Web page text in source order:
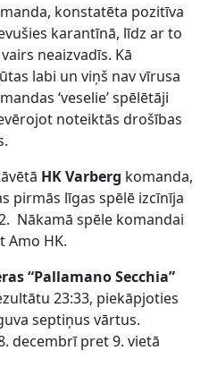
konstatēta pozitīva
karantīnā, līdz ar to
neaizvadīs. Kā
labi un viņš nav vīrusa
‘veselie’ spēlētāji
noteiktās drošības
HK Varberg komanda,
pirmās līgas spēlē izcīnīja
Nākamā spēle komandai
pret Amo HK.
“Pallamano Secchia”
23:33, piekāpjoties
septiņus vārtus.
decembrī pret 9. vietā